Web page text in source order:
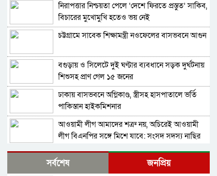
নিরাপত্তার নিশ্চয়তা পেলে ‘দেশে ফিরতে প্রস্তুত’ সাকিব,
বিচারের মুখোমুখি হতেও ভয় নেই
চট্টগ্রামে সাবেক শিক্ষামন্ত্রী নওফেলের বাসভবনে আগুন
বগুড়ায় ও সিলেটে দুই ঘণ্টার ব্যবধানে সড়ক দুর্ঘটনায়
শিশুসহ প্রাণ গেল ১৫ জনের
ঢাকায় বাসভবনে অগ্নিকাণ্ড, স্ত্রীসহ হাসপাতালে ভর্তি
পাকিস্তান হাইকমিশনার
আওয়ামী লীগ আমাদের শত্রু নয়, অচিরেই আওয়ামী
লীগ বিএনপির সঙ্গে মিশে যাবে: সংসদ সদস্য নাছির
শহীদ আহসান জুলাই যোদ্ধা নন—দাবি বিএনপি নেতার,
জামায়াত নেতা বললেন, ‘সারজিসও ছাত্রলীগ করতেন’
সর্বশেষ জনপ্রিয়